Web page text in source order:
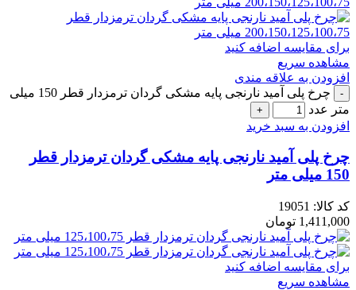
برای مقایسه اضافه کنید
مشاهده سریع
افزودن به علاقه مندی
چرخ پلی آمید نارنجی پایه مشکی گردان ترمزدار قطر 150 میلی
متر عدد
افزودن به سبد خرید
چرخ پلی آمید نارنجی پایه مشکی گردان ترمزدار قطر
150 میلی متر
کد کالا: 19051
1,411,000 تومان
برای مقایسه اضافه کنید
مشاهده سریع